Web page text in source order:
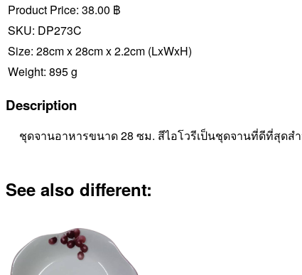
Product Price: 38.00 ฿
SKU: DP273C
Size: 28cm x 28cm x 2.2cm (LxWxH)
Weight: 895 g
Description
ชุดจานอาหารขนาด 28 ซม. สีไอโวรีเป็นชุดจานที่ดีที่สุดส
See also different: